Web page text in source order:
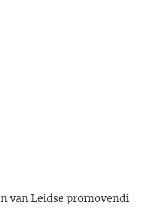
van Leidse promovendi